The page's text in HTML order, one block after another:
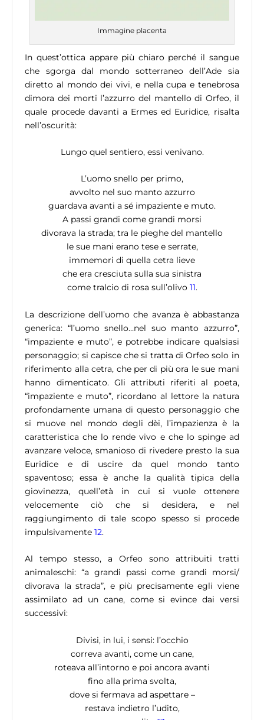
Immagine placenta
In quest’ottica appare più chiaro perché il sangue
che sgorga dal mondo sotterraneo dell’Ade sia
diretto al mondo dei vivi, e nella cupa e tenebrosa
dimora dei morti l’azzurro del mantello di Orfeo, il
quale procede davanti a Ermes ed Euridice, risalta
nell’oscurità:
Lungo quel sentiero, essi venivano.
L’uomo snello per primo,
avvolto nel suo manto azzurro
guardava avanti a sé impaziente e muto.
A passi grandi come grandi morsi
divorava la strada; tra le pieghe del mantello
le sue mani erano tese e serrate,
immemori di quella cetra lieve
che era cresciuta sulla sua sinistra
come tralcio di rosa sull’olivo 11.
La descrizione dell’uomo che avanza è abbastanza
generica: “l’uomo snello…nel suo manto azzurro”,
“impaziente e muto”, e potrebbe indicare qualsiasi
personaggio; si capisce che si tratta di Orfeo solo in
riferimento alla cetra, che per di più ora le sue mani
hanno dimenticato. Gli attributi riferiti al poeta,
“impaziente e muto”, ricordano al lettore la natura
profondamente umana di questo personaggio che
si muove nel mondo degli dèi, l’impazienza è la
caratteristica che lo rende vivo e che lo spinge ad
avanzare veloce, smanioso di rivedere presto la sua
Euridice e di uscire da quel mondo tanto
spaventoso; essa è anche la qualità tipica della
giovinezza, quell’età in cui si vuole ottenere
velocemente ciò che si desidera, e nel
raggiungimento di tale scopo spesso si procede
impulsivamente12.
Al tempo stesso, a Orfeo sono attribuiti tratti
animaleschi: “a grandi passi come grandi morsi/
divorava la strada”, e più precisamente egli viene
assimilato ad un cane, come si evince dai versi
successivi:
Divisi, in lui, i sensi: l’occhio
correva avanti, come un cane,
roteava all’intorno e poi ancora avanti
fino alla prima svolta,
dove si fermava ad aspettare –
restava indietro l’udito,